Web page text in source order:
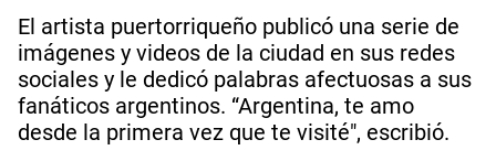
El artista puertorriqueño publicó una serie de
imágenes y videos de la ciudad en sus redes
sociales y le dedicó palabras afectuosas a sus
fanáticos argentinos. “Argentina, te amo
desde la primera vez que te visité", escribió.